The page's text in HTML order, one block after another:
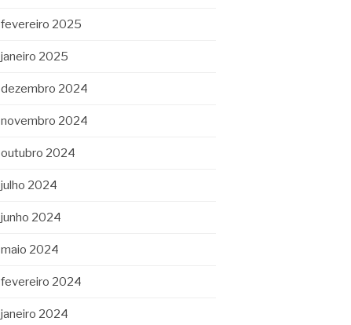
fevereiro 2025
janeiro 2025
dezembro 2024
novembro 2024
outubro 2024
julho 2024
junho 2024
maio 2024
fevereiro 2024
janeiro 2024